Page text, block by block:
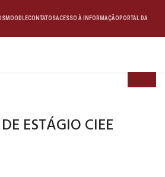
MOODLECONTATOSACESSO À INFORMAÇÃO PORTAL DA
ESTÁGIO CIEE